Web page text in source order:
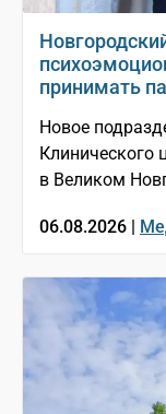
принимать
Новое
Клинического
в Великом
06.08.2026 |